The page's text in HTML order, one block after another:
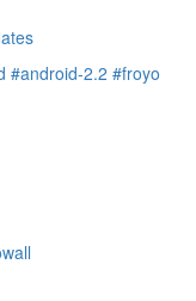
#android-2.2 #froyo